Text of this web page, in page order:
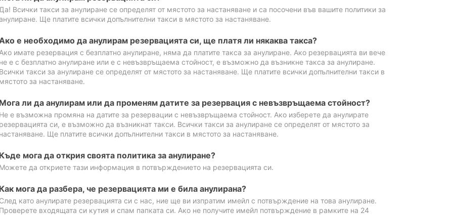
Всички такси за анулиране се определят от мястото за настаняване и са посочени във вашите политики за
Ще платите всички допълнителни такси в мястото за настаняване.
е необходимо да анулирам резервацията си, ще платя ли някаква такса?
имате резервация с безплатно анулиране, няма да платите такса за анулиране. Ако резервацията ви вече
е с безплатно анулиране или е с невъзвръщаема стойност, е възможно да възникне такса за анулиране.
такси за анулиране се определят от мястото за настаняване. Ще платите всички допълнителни такси в
за настаняване.
ли да анулирам или да променям датите за резервация с невъзвръщаема стойност?
е възможна промяна на датите за резервации с невъзвръщаема стойност. Ако изберете да анулирате
си, е възможно да възникнат такси. Всички такси за анулиране се определят от мястото за
Ще платите всички допълнителни такси в мястото за настаняване.
мога да открия своята политика за анулиране?
да откриете тази информация в потвърждението на резервацията си.
мога да разбера, че резервацията ми е била анулирана?
като анулирате резервацията си с нас, ние ще ви изпратим имейл с потвърждение на това анулиране.
входящата си кутия и спам папката си. Ако не получите имейл потвърждение в рамките на 24